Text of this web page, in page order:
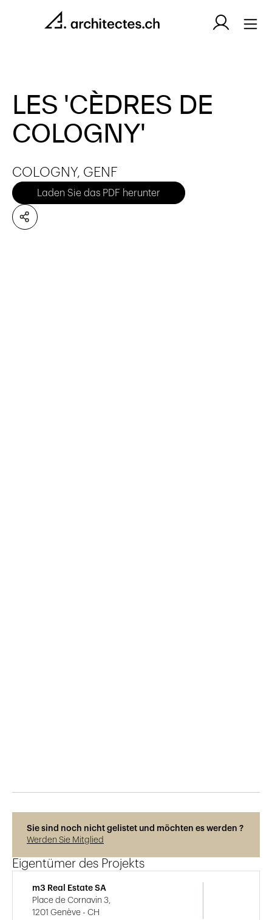
LES 'CÈDRES DE
COLOGNY'
COLOGNY, GENF
Laden Sie das PDF herunter
Sie sind noch nicht gelistet und möchten es werden ?
Werden Sie Mitglied
Eigentümer des Projekts
m3 Real Estate SA
Place de Cornavin 3,
1201 Genève - CH